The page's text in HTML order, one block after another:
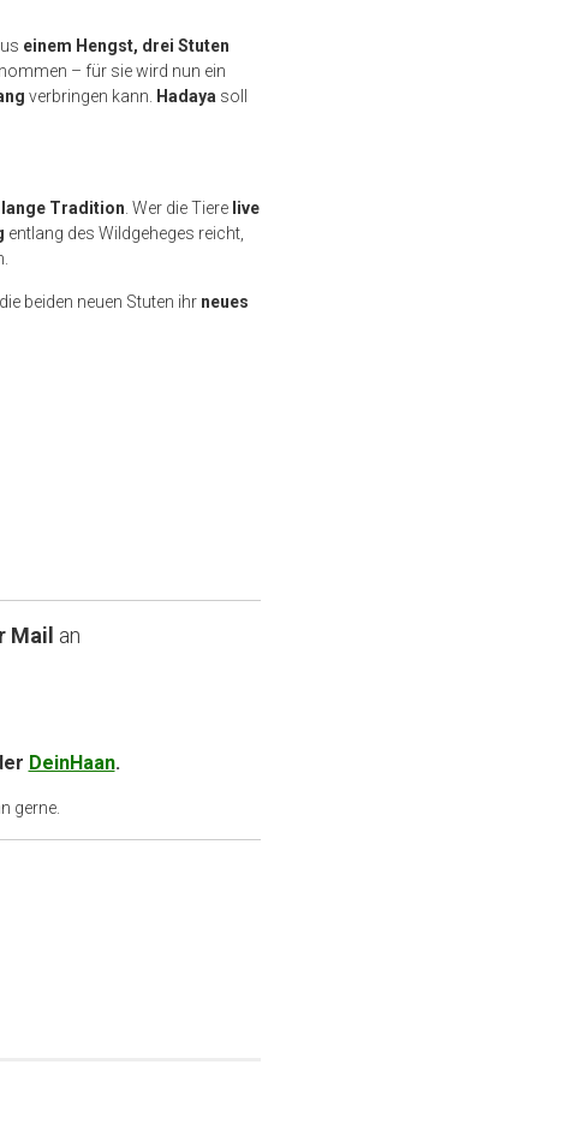
einem Hengst, drei Stuten
– für sie wird nun ein
verbringen kann. Hadaya soll
lange Tradition. Wer die Tiere live
entlang des Wildgeheges reicht,
die beiden neuen Stuten ihr neues
Mail an
DeinHaan.
gerne.